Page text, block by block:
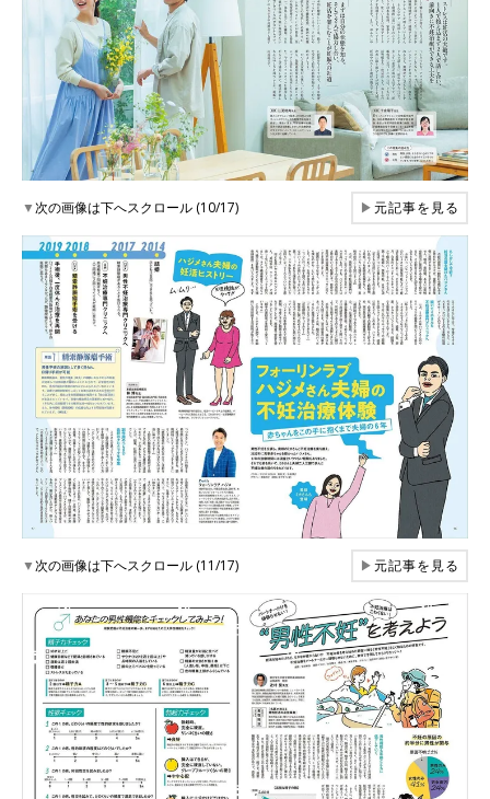
▼次の画像は下へスクロール (10/17) ▶元記事を見る
▼次の画像は下へスクロール (11/17) ▶元記事を見る